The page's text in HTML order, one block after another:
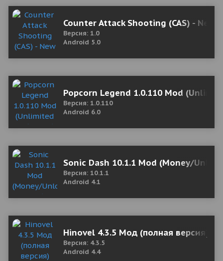
Counter Attack Shooting (CAS) - New
Версия: 1.0
Android 5.0
Popcorn Legend 1.0.110 Mod
Версия: 1.0.110
Android 6.0
Sonic Dash 10.1.1 Mod (Money/
Версия: 10.1.1
Android 4.1
Hinovel 4.3.5 Мод (полная версия)
Версия: 4.3.5
Android 4.4